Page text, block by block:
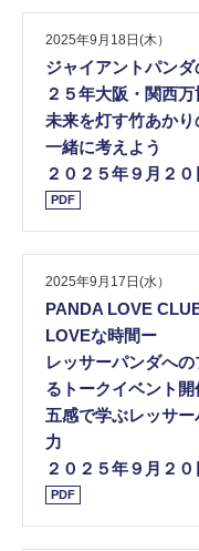
2025年9月18日(木）
ジャイアントパン
２５年大阪・関西万
未来を灯す竹あか
一緒に考えよう
２０２５年９月２
PDF
2025年9月17日(水）
PANDA LOVE
LOVEな時間ー
レッサーパンダへ
るトークイベント開
五感で学ぶレッサ
力
２０２５年９月２
PDF